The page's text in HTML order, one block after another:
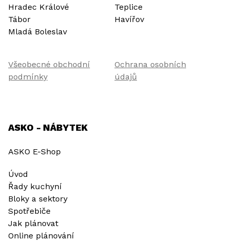
Hradec Králové
Tábor
Mladá Boleslav
Teplice
Havířov
Všeobecné obchodní
podmínky
Ochrana osobních
údajů
ASKO - NÁBYTEK
ASKO E-Shop
Úvod
Řady kuchyní
Bloky a sektory
Spotřebiče
Jak plánovat
Online plánování